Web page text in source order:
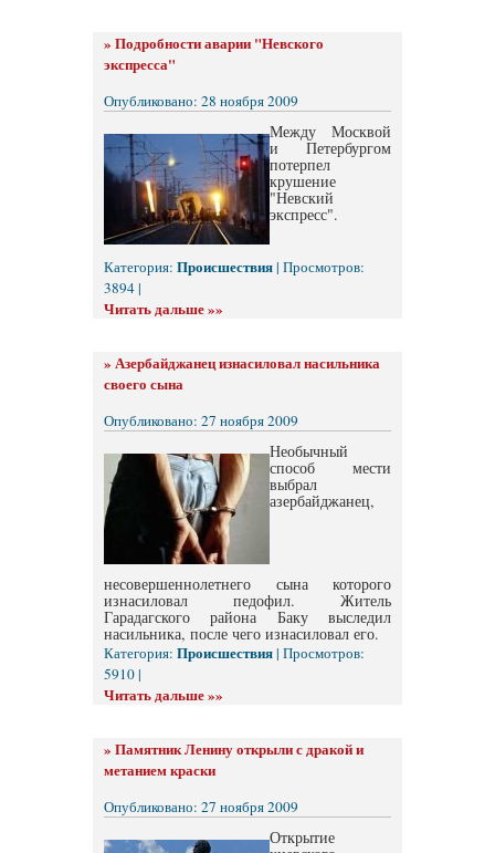
» Подробности аварии "Невского
экспресса"
Опубликовано: 28 ноября 2009
Между Москвой
и Петербургом
потерпел
крушение
"Невский
экспресс".
Категория: Происшествия| Просмотров:
3894 |
Читать дальше »»
» Азербайджанец изнасиловал насильника
своего сына
Опубликовано: 27 ноября 2009
Необычный
способ мести
выбрал
азербайджанец,
несовершеннолетнего сына которого
изнасиловал педофил. Житель
Гарадагского района Баку выследил
насильника, после чего изнасиловал его.
Категория: Происшествия| Просмотров:
5910 |
Читать дальше »»
» Памятник Ленину открыли с дракой и
метанием краски
Опубликовано: 27 ноября 2009
Открытие